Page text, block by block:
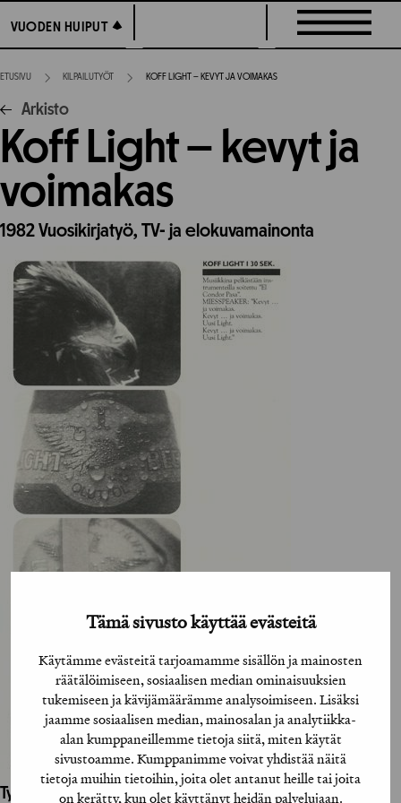
Tämä sivusto käyttää evästeitä
Käytämme evästeitä tarjoamamme sisällön ja mainosten
räätälöimiseen, sosiaalisen median ominaisuuksien
tukemiseen ja kävijämäärämme analysoimiseen. Lisäksi
jaamme sosiaalisen median, mainosalan ja analytiikka-
alan kumppaneillemme tietoja siitä, miten käytät
sivustoamme. Kumppanimme voivat yhdistää näitä
tietoja muihin tietoihin, joita olet antanut heille tai joita
on kerätty, kun olet käyttänyt heidän palvelujaan.
suoraan
sisältöön
VUODEN HUIPUT
VUODEN HUIPUT
ETUSIVU KILPAILUTYÖT KOFF LIGHT – KEVYT JA VOIMAKAS
Arkisto
Koff Light – kevyt ja
voimakas
1982Vuosikirjatyö, TV- ja elokuvamainonta
Työhön osallistuneet henkilöt / tahot: